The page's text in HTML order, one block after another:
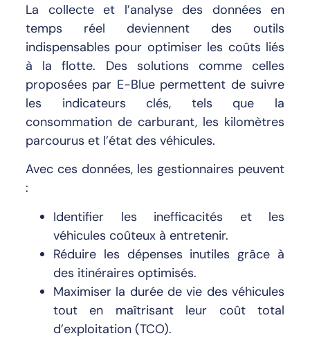
La collecte et l’analyse des données en
temps réel deviennent des outils
indispensables pour optimiser les coûts liés
à la flotte. Des solutions comme celles
proposées par E-Blue permettent de suivre
les indicateurs clés, tels que la
consommation de carburant, les kilomètres
parcourus et l’état des véhicules.
Avec ces données, les gestionnaires peuvent
:
Identifier les inefficacités et les
véhicules coûteux à entretenir.
Réduire les dépenses inutiles grâce à
des itinéraires optimisés.
Maximiser la durée de vie des véhicules
tout en maîtrisant leur coût total
d’exploitation (TCO).